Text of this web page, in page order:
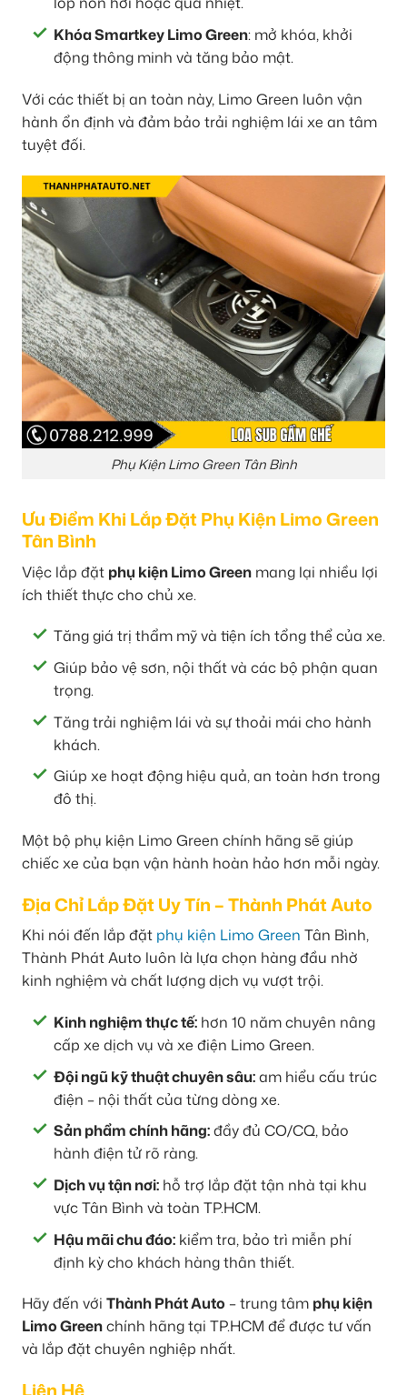
Khóa Smartkey Limo Green: mở khóa, khởi
động thông minh và tăng bảo mật.
Với các thiết bị an toàn này, Limo Green luôn vận
hành ổn định và đảm bảo trải nghiệm lái xe an tâm
tuyệt đối.
Phụ Kiện Limo Green Tân Bình
Ưu Điểm Khi Lắp Đặt Phụ Kiện Limo Green
Tân Bình
Việc lắp đặt phụ kiện Limo Green mang lại nhiều lợi
ích thiết thực cho chủ xe.
Tăng giá trị thẩm mỹ và tiện ích tổng thể của xe.
Giúp bảo vệ sơn, nội thất và các bộ phận quan
trọng.
Tăng trải nghiệm lái và sự thoải mái cho hành
khách.
Giúp xe hoạt động hiệu quả, an toàn hơn trong
đô thị.
Một bộ phụ kiện Limo Green chính hãng sẽ giúp
chiếc xe của bạn vận hành hoàn hảo hơn mỗi ngày.
Địa Chỉ Lắp Đặt Uy Tín – Thành Phát Auto
Khi nói đến lắp đặt phụ kiện Limo Green Tân Bình,
Thành Phát Auto luôn là lựa chọn hàng đầu nhờ
kinh nghiệm và chất lượng dịch vụ vượt trội.
Kinh nghiệm thực tế: hơn 10 năm chuyên nâng
cấp xe dịch vụ và xe điện Limo Green.
Đội ngũ kỹ thuật chuyên sâu:am hiểu cấu trúc
điện – nội thất của từng dòng xe.
Sản phẩm chính hãng:đầy đủ CO/CQ, bảo
hành điện tử rõ ràng.
Dịch vụ tận nơi: hỗ trợ lắp đặt tận nhà tại khu
vực Tân Bình và toàn TP.HCM.
Hậu mãi chu đáo: kiểm tra, bảo trì miễn phí
định kỳ cho khách hàng thân thiết.
Hãy đến với Thành Phát Auto – trung tâm phụ kiện
Limo Greenchính hãng tại TP.HCM để được tư vấn
và lắp đặt chuyên nghiệp nhất.